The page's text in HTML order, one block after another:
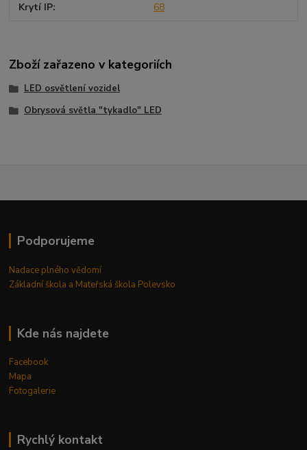
Krytí IP 68
Zboží zařazeno v kategoriích
LED osvětlení vozidel
Obrysová světla "tykadlo" LED
Podporujeme
Nadace plného vědomí
Základní škola a Mateřská škola Polevsko
Kde nás najdete
Facebook
Mapa
Fotogalerie
Rychlý kontakt